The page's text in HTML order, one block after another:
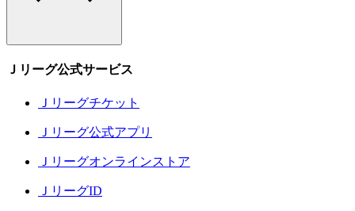
Ｊリーグ公式サービス
Ｊリーグチケット
Ｊリーグ公式アプリ
Ｊリーグオンラインストア
ＪリーグID